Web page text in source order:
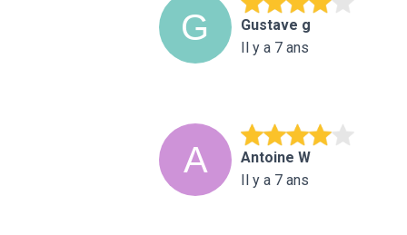
Gustave g
Il y a 7 ans
Antoine W
Il y a 7 ans